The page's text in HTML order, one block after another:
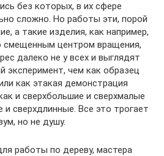
без которых, в их сфере
сложно. Но работы эти, порой
а такие изделия, как например,
смещенным центром вращения,
далеко не у всех и выглядят
эксперимент, чем как образец
как этакая демонстрация
и сверхбольшие и сверхмалые
и сверхдлинные. Все это трогает
но не душу.
работы по дереву, мастера